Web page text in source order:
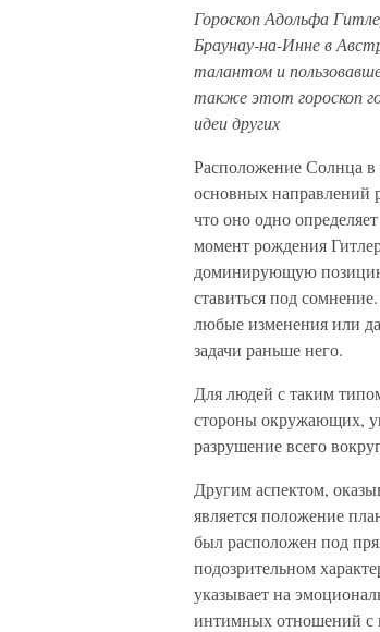
Гороскоп Адольфа
Браунау-на-Инне в
талантом и
также этот гороскоп
идеи других
Расположение Солнца
основных направлений
что оно одно
момент рождения
доминирующую
ставиться под
любые изменения или
задачи раньше него.
Для людей с таким
стороны окружающих,
разрушение всего
Другим аспектом,
является положение
был расположен под
подозрительном
указывает на
интимных отношений с